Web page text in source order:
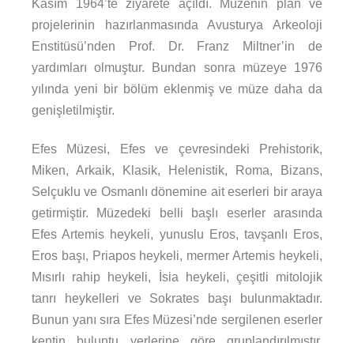
Kasım 1964’te ziyarete açıldı. Müzenin plan ve
projelerinin hazırlanmasında Avusturya Arkeoloji
Enstitüsü’nden Prof. Dr. Franz Miltner’in de
yardımları olmuştur. Bundan sonra müzeye 1976
yılında yeni bir bölüm eklenmiş ve müze daha da
genişletilmiştir.
Efes Müzesi, Efes ve çevresindeki Prehistorik,
Miken, Arkaik, Klasik, Helenistik, Roma, Bizans,
Selçuklu ve Osmanlı dönemine ait eserleri bir araya
getirmiştir. Müzedeki belli başlı eserler arasında
Efes Artemis heykeli, yunuslu Eros, tavşanlı Eros,
Eros başı, Priapos heykeli, mermer Artemis heykeli,
Mısırlı rahip heykeli, İsia heykeli, çeşitli mitolojik
tanrı heykelleri ve Sokrates başı bulunmaktadır.
Bunun yanı sıra Efes Müzesi’nde sergilenen eserler